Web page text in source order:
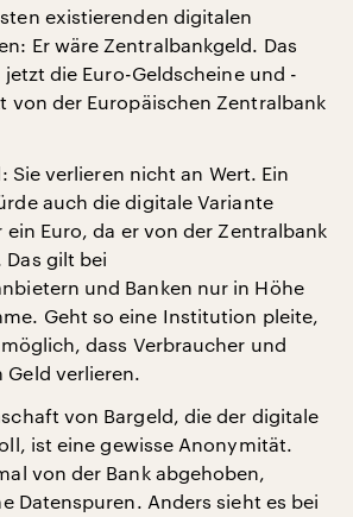
existierenden digitalen
Er wäre Zentralbankgeld. Das
die Euro-Geldscheine und -
von der Europäischen Zentralbank
Sie verlieren nicht an Wert. Ein
auch die digitale Variante
Euro, da er von der Zentralbank
gilt bei
und Banken nur in Höhe
Geht so eine Institution pleite,
dass Verbraucher und
Geld verlieren.
von Bargeld, die der digitale
ist eine gewisse Anonymität.
von der Bank abgehoben,
Datenspuren. Anders sieht es bei